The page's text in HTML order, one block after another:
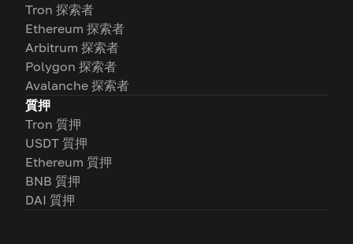
Tron 探索者
Ethereum 探索者
Arbitrum 探索者
Polygon 探索者
Avalanche 探索者
質押
Tron 質押
USDT 質押
Ethereum 質押
BNB 質押
DAI 質押